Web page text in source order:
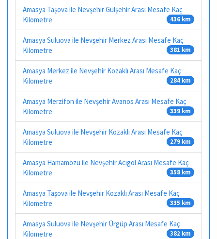
Amasya Taşova ile Nevşehir Gülşehir Arası Mesafe Kaç
Kilometre
436 km
Amasya Suluova ile Nevşehir Merkez Arası Mesafe Kaç
Kilometre
381 km
Amasya Merkez ile Nevşehir Kozaklı Arası Mesafe Kaç
Kilometre
284 km
Amasya Merzifon ile Nevşehir Avanos Arası Mesafe Kaç
Kilometre
339 km
Amasya Suluova ile Nevşehir Kozaklı Arası Mesafe Kaç
Kilometre
279 km
Amasya Hamamözü ile Nevşehir Acıgöl Arası Mesafe Kaç
Kilometre
358 km
Amasya Taşova ile Nevşehir Kozaklı Arası Mesafe Kaç
Kilometre
335 km
Amasya Suluova ile Nevşehir Ürgüp Arası Mesafe Kaç
Kilometre
382 km